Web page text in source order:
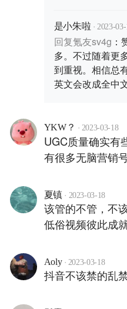
是小朱啦 · 2023-
回复氪友sv4g ：
多。不过随着更
到重视。相信总
英文会改成全中文
YKW？ · 2023-03-18
UGC质量确实有
有很多无脑营销
夏镇 · 2023-03-18
该管的不管，不
低俗视频彼此成
Aoly · 2023-03-18
抖音不该禁的乱